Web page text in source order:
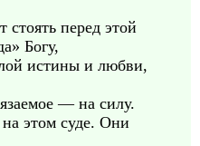
стоять перед этой
Богу,
истины и любви,
— на силу.
этом суде. Они